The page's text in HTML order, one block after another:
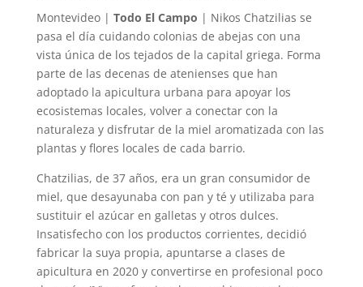
Montevideo | Todo El Campo | Nikos Chatzilias se
pasa el día cuidando colonias de abejas con una
vista única de los tejados de la capital griega. Forma
parte de las decenas de atenienses que han
adoptado la apicultura urbana para apoyar los
ecosistemas locales, volver a conectar con la
naturaleza y disfrutar de la miel aromatizada con las
plantas y flores locales de cada barrio.
Chatzilias, de 37 años, era un gran consumidor de
miel, que desayunaba con pan y té y utilizaba para
sustituir el azúcar en galletas y otros dulces.
Insatisfecho con los productos corrientes, decidió
fabricar la suya propia, apuntarse a clases de
apicultura en 2020 y convertirse en profesional poco